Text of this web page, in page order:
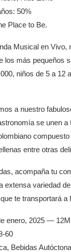
50%
Place to Be.
Musical en
los más pequeños
niños de 5 a 12
a nuestro
se unen
entre otras
acompaña tu
extensa variedad
te transportará
enero, 2025 —
60
Bebidas